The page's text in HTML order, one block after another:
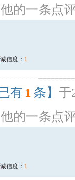
的一条点
诚信度： 1
有 1 条】 于
的一条点
诚信度： 1